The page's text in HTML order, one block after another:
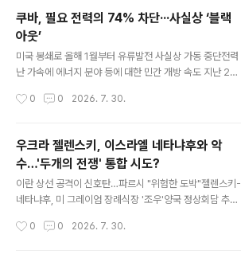
날 종료된 연방공개시장위원회(FOMC) 정례회의 후 기준
금리를 이같이 유지하기로 결정했다고 밝혔다. 기준금리
동결은 올해 1월, 3월, 4월, 6월에 이어 5차례 연속이다.
케빈 워시 연준 의장이 새로 취임한 이후 기준금리를 동결
한 것은 2연속이다. 연준은 이번 금리 동결이 FOMC 위원
혔다. 이는 지난 6월 FOMC 회의에서 만장일치로 동결을
쿠바, 필요 전력의 74% 차단···사실상 ‘블랙
아웃’
미국 봉쇄로 올해 1월부터 유류발전 사실상 가동 중단전력
난 가속에 에너지 분야 등에 대한 민간 개방 속도 지난 29
다. AP연합 전력난이 가중되는 쿠바에서 또다시 대정전에
에너지 분야 등에 대한 민간 개방에 속도를 내는 모양새다.
쿠바전력청은 29일(현지시간) 전력 수요가 가장 몰리는 피
크 시간대에 전국 74%에 해당하는 구역이 동시에 단전되
는 대규모 정전이 발생할 것으로 예상된다고 밝혔다. 현지
일간 쿠바데바테와 스페인어권 매체 인포바에에 따르면 전
트)에 달할 것으로 보이지만 실제 가능한 공급 전력은 850
0 0 2026. 7. 30.
우크라 젤렌스키, 이스라엘 네타냐후와 악
수…'두개의 전쟁' 통합 시도?
이란 상선 공격이 신호탄…파르시 "위험한 도박"젤렌스키-
네타냐후, 미 그레이엄 장례식장 '조우'양국 정상회담 추진
로 이스라엘 지목 아라그치 "이스라엘, 유럽을 전쟁에 끌어
0 0 2026. 7. 30.